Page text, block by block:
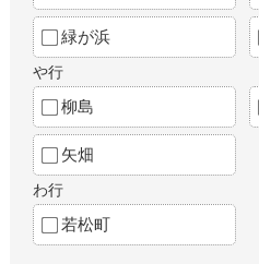
緑が浜
や行
柳島
矢畑
わ行
若松町